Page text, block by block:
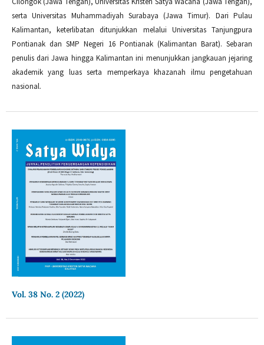
serta Universitas Muhammadiyah Surabaya (Jawa Timur). Dari Pulau
Kalimantan, keterlibatan ditunjukkan melalui Universitas Tanjungpura
Pontianak dan SMP Negeri 16 Pontianak (Kalimantan Barat). Sebaran
penulis dari Jawa hingga Kalimantan ini menunjukkan jangkauan jejaring
akademik yang luas serta memperkaya khazanah ilmu pengetahuan
nasional.
Vol. 38 No. 2 (2022)